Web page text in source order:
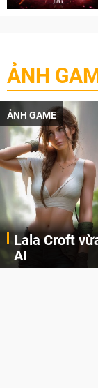
ẢNH
ẢNH GAME
Lala Croft
AI